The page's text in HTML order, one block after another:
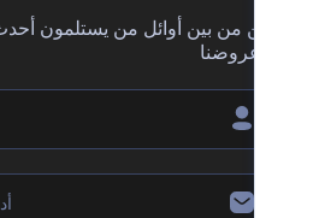
من بين أوائل من يستلمون أحدث أخبارنا